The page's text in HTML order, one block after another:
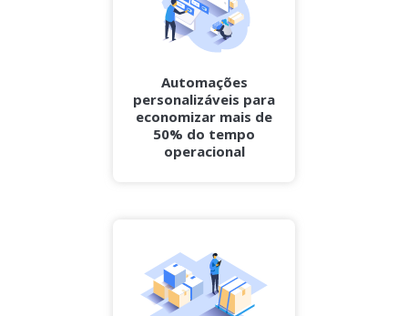
Automações
personalizáveis para
economizar mais de
50% do tempo
operacional